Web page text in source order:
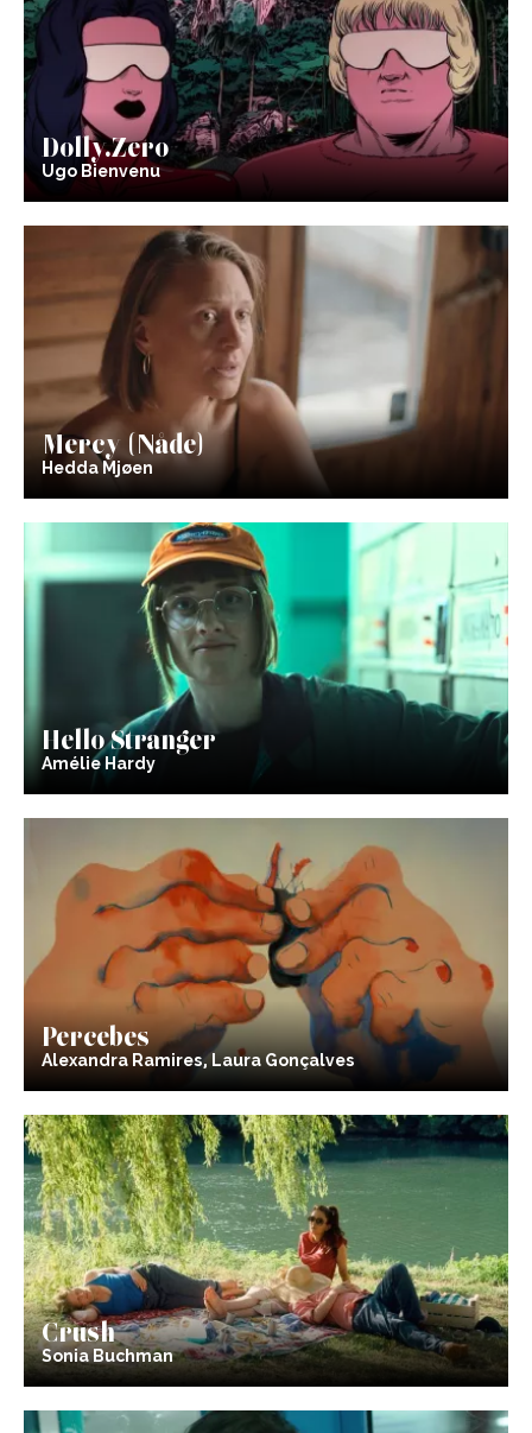
Dolly.Zero
Ugo Bienvenu
Mercy (Nåde)
Hedda Mjøen
Hello Stranger
Amélie Hardy
Percebes
Alexandra Ramires, Laura Gonçalves
Crush
Sonia Buchman